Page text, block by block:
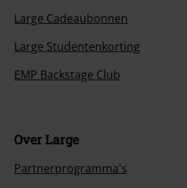
Large Cadeaubonnen
Large Studentenkorting
EMP Backstage Club
Over Large
Partnerprogramma's